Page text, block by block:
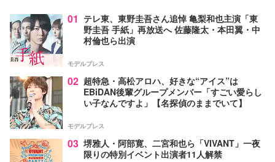
01 テレ東、東野圭吾さん追悼 亀梨和也主演「東
野圭吾 手紙」再放送へ 佐藤隆太・本田翼・中
村倫也ら出演
モデルプレス
02 超特急・高松アロハ、好きな“アイス”は
EBiDAN後輩グループメンバー「すごい愛らし
い子なんですよ」【名探偵のままでいて】
モデルプレス
03 堺雅人・阿部寛、二宮和也ら「VIVANT」一夜
限りの特別イベント出演者11人解禁